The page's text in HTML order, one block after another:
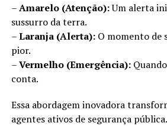
–Amarelo (Atenção):Um alerta
sussurro da terra.
–Laranja (Alerta):O momento de
pior.
–Vermelho (Emergência):
conta.
Essa abordagem inovadora
agentes ativos de segurança pública.